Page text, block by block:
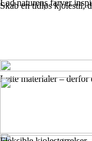
Lad naturens farver
Skab en tidløs kjolestil,
Lette materialer –